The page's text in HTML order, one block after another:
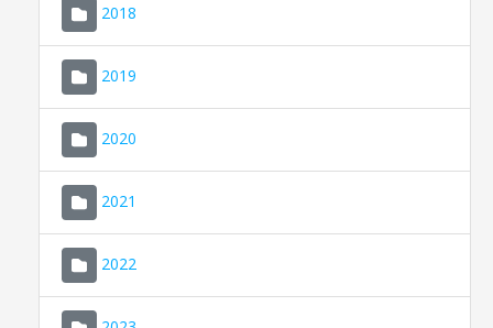
2018
2019
2020
2021
2022